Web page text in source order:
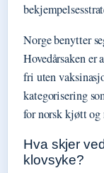
Norge benytter
Hovedårsaken er
fri uten
kategorisering
for norsk kjøtt
Hva skjer
klovsyke?